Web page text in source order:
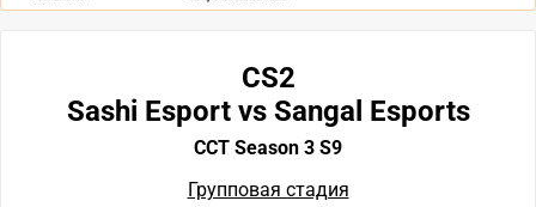
CS2
Sashi Esport vs Sangal Esports
CCT Season 3 S9
Групповая стадия